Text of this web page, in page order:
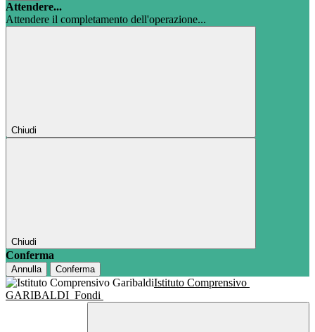
Attendere...
Attendere il completamento dell'operazione...
Chiudi
Chiudi
Conferma
Annulla Conferma
Istituto Comprensivo
GARIBALDI Fondi